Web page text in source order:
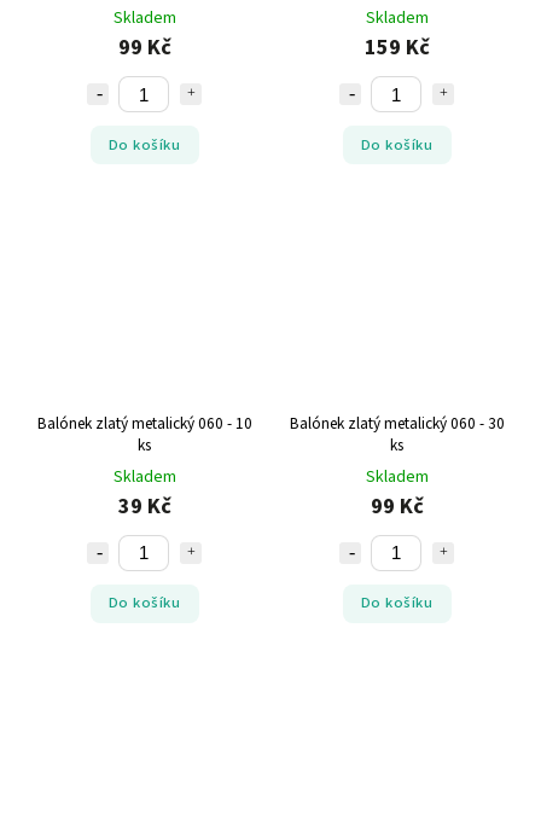
Skladem
99 Kč
Do košíku
Skladem
159 Kč
Do košíku
Balónek zlatý metalický 060 - 10
ks
Skladem
39 Kč
Do košíku
Balónek zlatý metalický 060 - 30
ks
Skladem
99 Kč
Do košíku